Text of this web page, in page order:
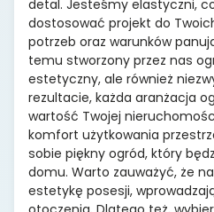
detal. Jesteśmy elastyczni,
dostosować projekt do
potrzeb oraz warunków
temu stworzony przez nas
estetyczny, ale również
rezultacie, każda aranżacja
wartość Twojej
komfort użytkowania
sobie piękny ogród, który
domu. Warto zauważyć, że
estetykę posesji,